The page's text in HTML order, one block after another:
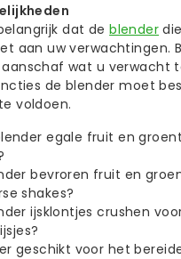
dat deblender
aan uw verwachtingen.
wat u verwacht
de blender moet
voldoen.
egale fruit en
bevroren fruit en
shakes?
ijsklontjes crushen
geschikt voor het